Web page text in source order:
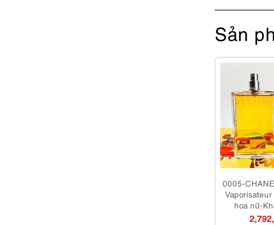
Sản
0005-
hoa nữ-